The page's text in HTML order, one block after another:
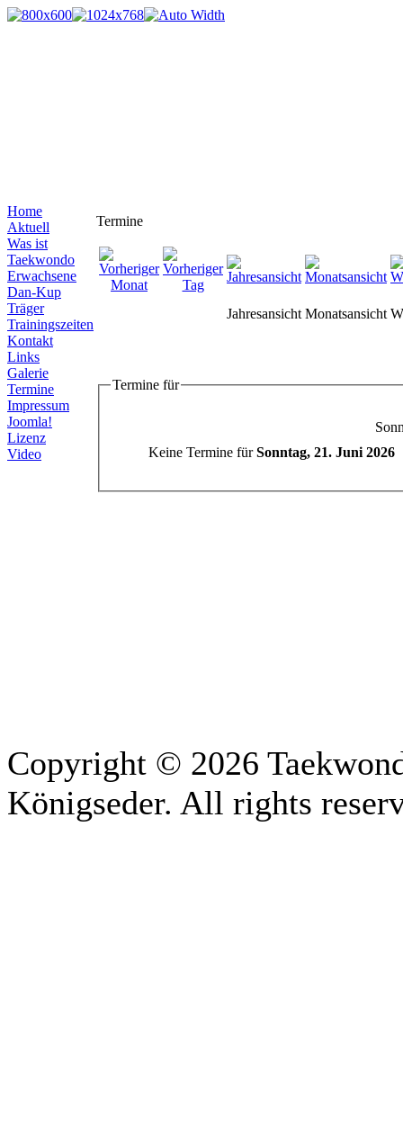
Home
Aktuell
Was ist
Taekwondo
Erwachsene
Dan-Kup
Träger
Trainingszeiten
Kontakt
Links
Galerie
Termine
Impressum
Joomla!
Lizenz
Video
Termine
Jahresansicht Monatsansicht
Termine für
Keine Termine fürSonntag, 21. Juni 2026
Copyright © 2026
Königseder. All rights